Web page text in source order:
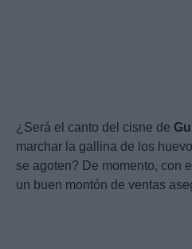
¿Será el canto del cisne de
marchar la gallina de los
se agoten? De momento, con
un buen montón de ventas